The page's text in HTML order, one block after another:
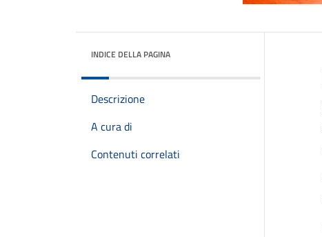
INDICE DELLA PAGINA
Descrizione
A cura di
Contenuti correlati